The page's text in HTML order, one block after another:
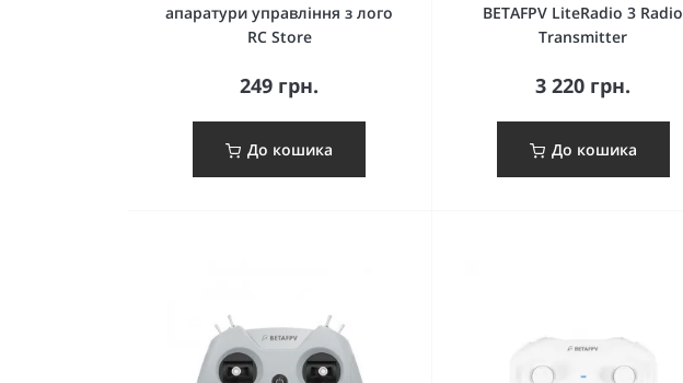
апаратури управління з лого
RC Store
249 грн.
До кошика
BETAFPV LiteRadio 3 Radio
Transmitter
3 220 грн.
До кошика